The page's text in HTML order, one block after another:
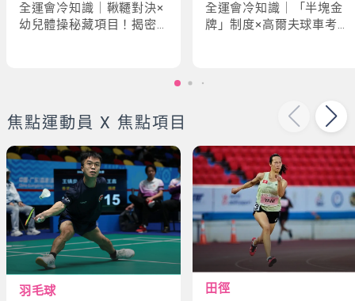
全運會冷知識｜鞦韆對決×
幼兒體操秘藏項目！揭密
全運會冷知識｜「半塊金
牌」制度×高爾夫球車考牌
焦點運動員 X 焦點項目
羽毛球
田徑